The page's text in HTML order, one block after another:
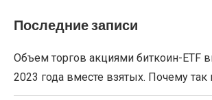
Последние записи
Объем торгов акциями биткоин-ETF
2023 года вместе взятых. Почему так